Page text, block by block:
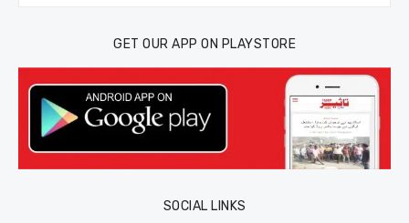
GET OUR APP ON PLAYSTORE
SOCIAL LINKS